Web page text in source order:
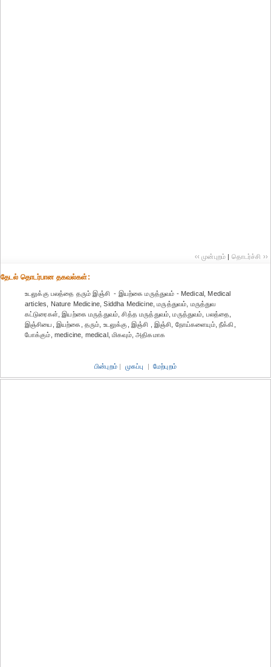
‹‹ முன்புறம் | தொடர்ச்சி ››
தேட‌ல் தொட‌ர்பான தகவ‌ல்க‌ள்:
உடலுக்கு பலத்தை தரும் இஞ்சி - இயற்கை மருத்துவம் - Medical, Medical
articles, Nature Medicine, Siddha Medicine, மருத்துவம், மருத்துவ
கட்டுரைகள், இயற்கை மருத்துவம், சித்த மருத்துவம், மருத்துவம், பலத்தை,
இஞ்சியை, இயற்கை, தரும், உடலுக்கு, இஞ்சி , இஞ்சி, நோய்களையும், நீக்கி,
போக்கும், medicine, medical, மிகவும், அதிகமாக
பின்புறம் | முகப்பு | மேற்புறம்